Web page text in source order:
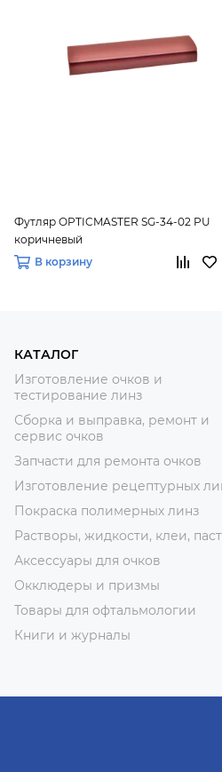
Футляр OPTICMASTER SG-34-02 PU
коричневый
В корзину
КАТАЛОГ
Изготовление очков и
тестирование линз
Сборка и выправка, ремонт и
сервис очков
Запчасти для ремонта очков
Изготовление рецептурных
Покраска полимерных линз
Растворы, жидкости, клеи,
Аксессуары для очков
Окклюдеры и призмы
Товары для офтальмологии
Книги и журналы